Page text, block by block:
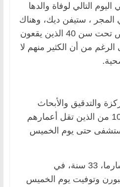
في اليوم التالي لوفاة والدها
المجر ، ستيفن ديك، وهناك
عدد متزايد من الأشخاص تحت سن 40 الذين يقعون
من أن الكثير منهم لا
والتدقيق والأبحاث
الوطني، هناك أقل من 10 من الذين تقل أعمارهم
المستشفى حتى يوم الخميس
وعملت الصيدلية بوجا شارما، 33 سنة، في
وتوفيت يوم الخميس